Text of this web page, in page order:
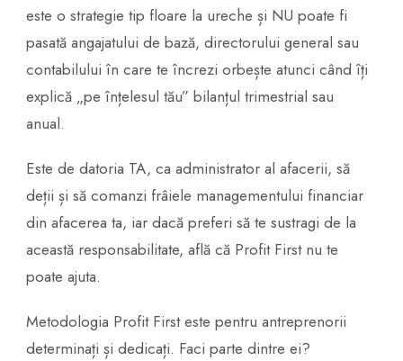
este o strategie tip floare la ureche și NU poate fi
pasată angajatului de bază, directorului general sau
contabilului în care te încrezi orbește atunci când îți
explică „pe înțelesul tău” bilanțul trimestrial sau
anual.
Este de datoria TA, ca administrator al afacerii, să
deții și să comanzi frâiele managementului financiar
din afacerea ta, iar dacă preferi să te sustragi de la
această responsabilitate, află că Profit First nu te
poate ajuta.
Metodologia Profit First este pentru antreprenorii
determinați și dedicați. Faci parte dintre ei?